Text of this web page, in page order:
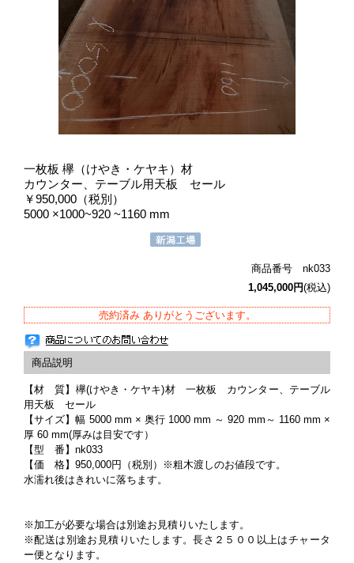
一枚板 欅（けやき・ケヤキ）材
カウンター、テーブル用天板 セール
￥950,000（税別）
5000 ×1000~920 ~1160 mm
商品番号 nk033
1,045,000円(税込)
売約済み ありがとうございます。
【材 質】欅(けやき・ケヤキ)材 一枚板 カウンター、テーブル
用天板 セール
【サイズ】幅 5000 mm × 奥行 1000 mm ～ 920 mm～ 1160 mm ×
厚 60 mm(厚みは目安です）
【型 番】nk033
【価 格】950,000円（税別）※粗木渡しのお値段です。
水濡れ後はきれいに落ちます。
※加工が必要な場合は別途お見積りいたします。
※配送は別途お見積りいたします。長さ２５００以上はチャータ
ー便となります。